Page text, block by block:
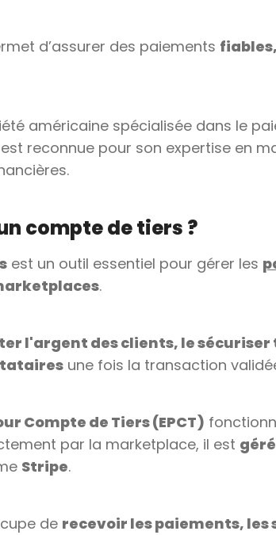
d’assurer des paiements
américaine spécialisée dans le
est reconnue pour son expertise en
compte de tiers ?
est un outil essentiel pour gérer les
.
l'argent des clients, le
une fois la transaction
Compte de Tiers (EPCT)
par la marketplace, il est
Stripe.
de recevoir les paiements, les